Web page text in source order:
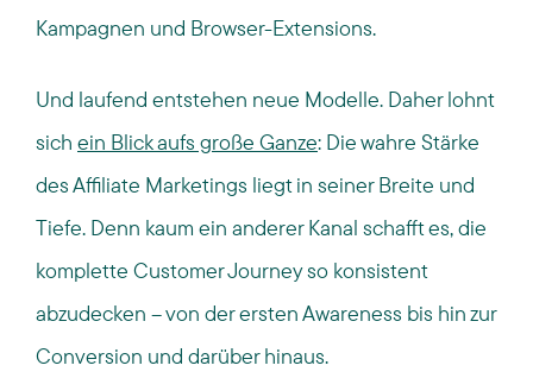
Kampagnen und Browser-Extensions.
Und laufend entstehen neue Modelle. Daher lohnt
sich ein Blick aufs große Ganze: Die wahre Stärke
des Affiliate Marketings liegt in seiner Breite und
Tiefe. Denn kaum ein anderer Kanal schafft es, die
komplette Customer Journey so konsistent
abzudecken – von der ersten Awareness bis hin zur
Conversion und darüber hinaus.